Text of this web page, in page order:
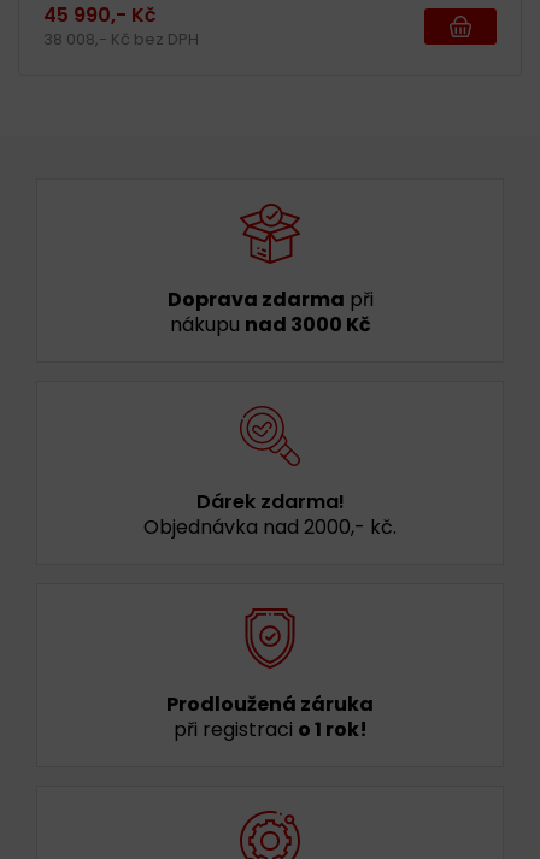
45 990,- Kč
38 008,- Kč bez DPH
Doprava zdarma při
nákupu nad 3000 Kč
Dárek zdarma!
Objednávka nad 2000,- kč.
Prodloužená záruka
při registraci o 1 rok!